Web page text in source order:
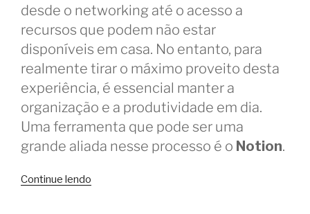
desde o networking até o acesso a
recursos que podem não estar
disponíveis em casa. No entanto, para
realmente tirar o máximo proveito desta
experiência, é essencial manter a
organização e a produtividade em dia.
Uma ferramenta que pode ser uma
grande aliada nesse processo é o Notion.
Continue lendo